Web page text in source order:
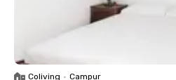
Coliving • Campur